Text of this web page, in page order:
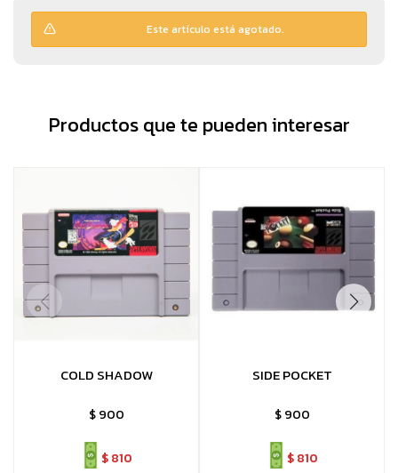
Este artículo está agotado.
Productos que te pueden interesar
COLD SHADOW
$ 900
$810
SIDE POCKET
$ 900
$810